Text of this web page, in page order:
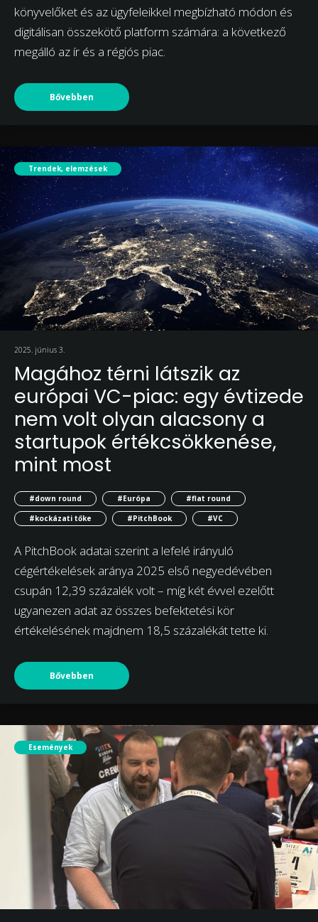
könyvelőket és az ügyfeleikkel megbízható módon és
digitálisan összekötő platform számára: a következő
megálló az ír és a régiós piac.
Bővebben
Trendek, elemzések
2025. június 3.
Magához térni látszik az
európai VC-piac: egy évtizede
nem volt olyan alacsony a
startupok értékcsökkenése,
mint most
#down round #Európa
#flat round
#kockázati tőke
#PitchBook #VC
A PitchBook adatai szerint a lefelé irányuló
cégértékelések aránya 2025 első negyedévében
csupán 12,39 százalék volt – míg két évvel ezelőtt
ugyanezen adat az összes befektetési kör
értékelésének majdnem 18,5 százalékát tette ki.
Bővebben
Események